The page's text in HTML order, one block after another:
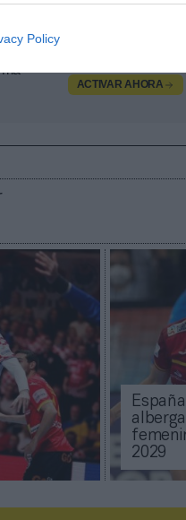
Policy
más información,
ACTIVAR AHORA
2029